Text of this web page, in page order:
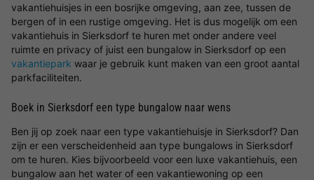
vakantiehuisjes in een bosrijke omgeving, aan zee, tussen de
bergen of in een rustige omgeving. Het is dus mogelijk om een
vakantiehuis in Sierksdorf te huren met onder andere veel
ruimte en privacy of juist een bungalow in Sierksdorf op een
vakantiepark waar je gebruik kunt maken van een groot aantal
parkfaciliteiten.
Boek in Sierksdorf een type bungalow naar wens
Ben jij op zoek naar een type vakantiehuisje in Sierksdorf? Dan
zijn er een verscheidenheid aan type bungalows in Sierksdorf
om te huren. Kies bijvoorbeeld voor een luxe vakantiehuis, een
bungalow aan het water of een vakantiewoning op een